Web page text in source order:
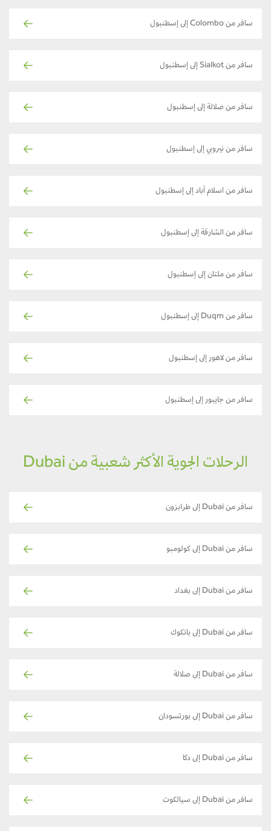
سافر من Colombo إلى إسطنبول
سافر من Sialkot إلى إسطنبول
سافر من صلالة إلى إسطنبول
سافر من نيروبي إلى إسطنبول
سافر من اسلام آباد إلى إسطنبول
سافر من الشارقة إلى إسطنبول
سافر من ملتان إلى إسطنبول
سافر من Duqm إلى إسطنبول
سافر من لاهور إلى إسطنبول
سافر من جايبور إلى إسطنبول
الرحلات الجوية الأكثر شعبية من Dubai
سافر من Dubai إلى طرابزون
سافر من Dubai إلى كولومبو
سافر من Dubai إلى بغداد
سافر من Dubai إلى بانكوك
سافر من Dubai إلى صلالة
سافر من Dubai إلى بورتسودان
سافر من Dubai إلى دكا
سافر من Dubai إلى سيالكوت